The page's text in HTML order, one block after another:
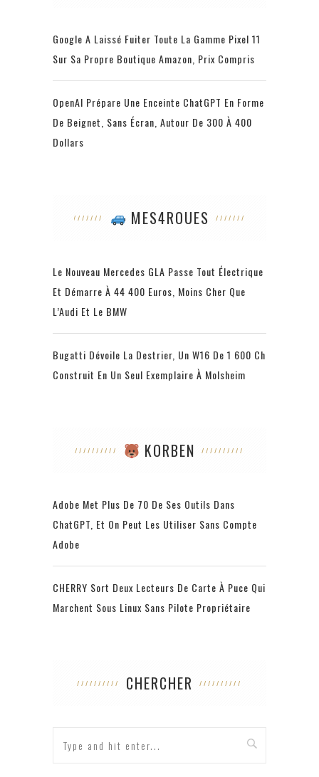
Google A Laissé Fuiter Toute La Gamme Pixel 11
Sur Sa Propre Boutique Amazon, Prix Compris
OpenAI Prépare Une Enceinte ChatGPT En Forme
De Beignet, Sans Écran, Autour De 300 À 400
Dollars
MES4ROUES
Le Nouveau Mercedes GLA Passe Tout Électrique
Et Démarre À 44 400 Euros, Moins Cher Que
L’Audi Et Le BMW
Bugatti Dévoile La Destrier, Un W16 De 1 600 Ch
Construit En Un Seul Exemplaire À Molsheim
KORBEN
Adobe Met Plus De 70 De Ses Outils Dans
ChatGPT, Et On Peut Les Utiliser Sans Compte
Adobe
CHERRY Sort Deux Lecteurs De Carte À Puce Qui
Marchent Sous Linux Sans Pilote Propriétaire
CHERCHER